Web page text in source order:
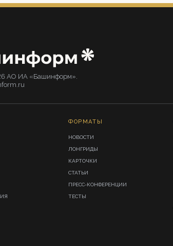
АО ИА «Башинформ».
ФОРМАТЫ
НОВОСТИ
ЛОНГРИДЫ
КАРТОЧКИ
СТАТЬИ
ПРЕСС-КОНФЕРЕНЦИИ
ТЕСТЫ